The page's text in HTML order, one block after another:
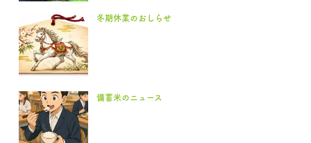
冬期休業のおしらせ
備蓄米のニュース